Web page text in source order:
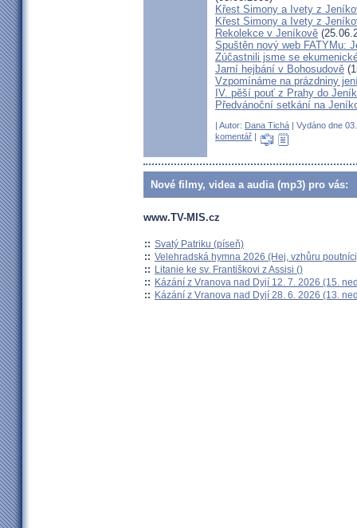
Křest Simony a Ivety z
Křest Simony a Ivety z
Rekolekce v Jeníkově
Spuštěn nový web FATYMu:
Zúčastnili jsme se
Jarní hejbání v Bohosudově
Vzpomínáme na prázdniny
IV. pěší pouť z Prahy do
Předvánoční setkání na
| Autor: Dana Tichá | Vydáno dne
komentář |
Nové filmy, videa a audia (mp3) pro vás:
www.TV-MIS.cz
:: Svatý Patriku (píseň)
:: Velehradská hymna 2026 (Hej, vzhůru
:: Litanie ke sv. Františkovi z Assisi ()
:: Kázání z Vranova nad Dyjí 12. 7. 2026 (15.
:: Kázání z Vranova nad Dyjí 28. 6. 2026 (13.